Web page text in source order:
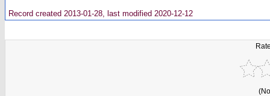
Record created 2013-01-28, last modified 2020-12-12